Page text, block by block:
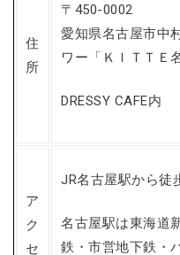
住
所
〒450-0002
愛知県名古屋市中
ワー「ＫＩＴＴＥ
DRESSY CAFE内
ア
ク
セ
JR名古屋駅から徒
名古屋駅は東海道
鉄・市営地下鉄・